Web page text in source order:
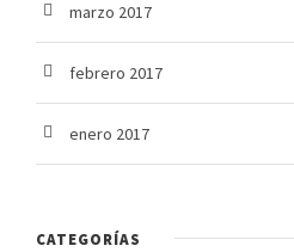
marzo 2017
febrero 2017
enero 2017
CATEGORÍAS